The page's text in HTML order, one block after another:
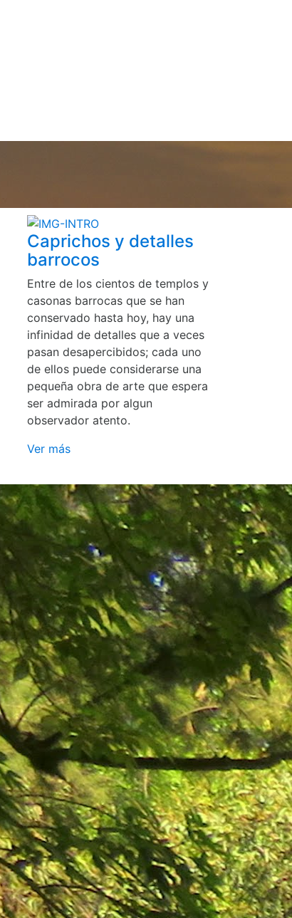
Caprichos y detalles
barrocos
Entre de los cientos de templos y
casonas barrocas que se han
conservado hasta hoy, hay una
infinidad de detalles que a veces
pasan desapercibidos; cada uno
de ellos puede considerarse una
pequeña obra de arte que espera
ser admirada por algun
observador atento.
Ver más